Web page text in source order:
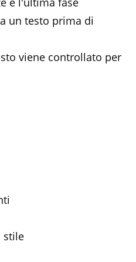
un testo prima di
viene controllato per
stile